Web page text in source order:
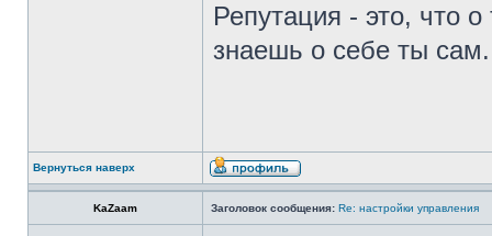
Репутация - это, что
знаешь о себе ты сам.
Вернуться наверх
KaZaam Заголовок сообщения: Re: настройки управления